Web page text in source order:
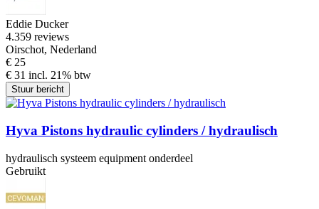
Eddie Ducker
4.359 reviews
Oirschot, Nederland
€ 25
€ 31 incl. 21% btw
Stuur bericht
Hyva Pistons hydraulic cylinders / hydraulisch
hydraulisch systeem equipment onderdeel
Gebruikt